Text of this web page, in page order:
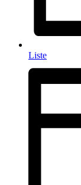
Liste